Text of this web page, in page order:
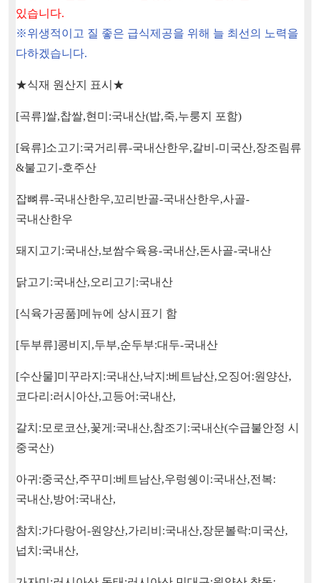
있습니다.
※위생적이고 질 좋은 급식제공을 위해 늘 최선의 노력을
다하겠습니다.
★식재 원산지 표시 ★
[곡류]쌀,찹쌀,현미 :국내산(밥,죽,누룽지 포함)
[육류]소고기 :국거리류-국내산한우,갈비 -미국산,장조림류
&불고기 -호주산
잡뼈류-국내산한우,꼬리반골-국내산한우,사골-
국내산한우
돼지고기 :국내산, 보쌈수육용-국내산,돈사골-국내산
닭고기 :국내산,오리고기 :국내산
[식육가공품]메뉴에 상시표기 함
[두부류]콩비지 ,두부,순두부:대두-국내산
[수산물]미꾸라지 :국내산,낙지 :베트남산,오징어 :원양산,
코다리 :러시아산,고등어 :국내산,
갈치 : 모로코산,꽃게 :국내산,참조기 :국내산(수급불안정 시
중국산)
아귀 :중국산,주꾸미 :베트남산,우렁쉥이 :국내산,전복:
국내산,방어 :국내산,
참치 :가다랑어-원양산,가리비 :국내산,장문볼락:미국산,
넙치 :국내산,